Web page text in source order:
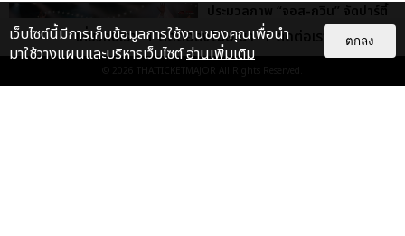
ประมวลภาพ “จอส-กวิน” จัดปาร์ตี้
ริมหาดสุดฮอต ในคอนเสิร์ตครั้งยิ่ง
ใหญ่ “JOSS GAWIN HEAT ...
EXCLUSIVE
เกี่ยวกับเรา ติดต่อลงโฆษณา ติดต่อเรา
© 2026 THAITICKETMAJOR All Rights Reserved.
เว็บไซต์นี้มีการเก็บข้อมูลการใช้งานของคุณเพื่อนำ
มาใช้วางแผนและบริหารเว็บไซต์อ่านเพิ่มเติม
ตกลง